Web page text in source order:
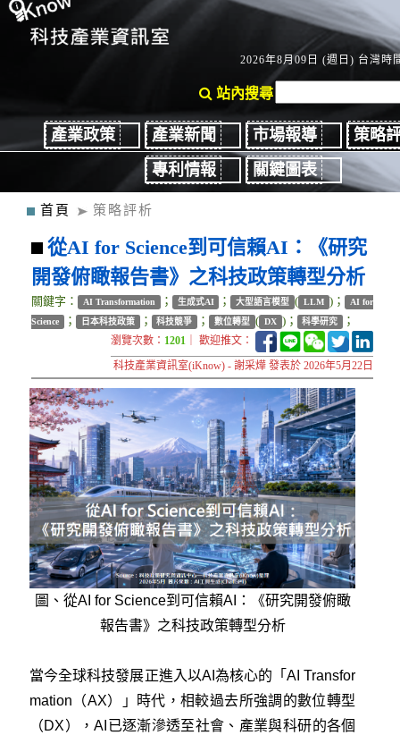
2026年8月09日 (週日) 台灣時
站內搜尋
產業政策 產業新聞 市場報導
策略
專利情報
關鍵圖表
首頁 策略評析
從AI for Science到可信賴AI：《研究
開發俯瞰報告書》之科技政策轉型分析
關鍵字： AI Transformation ； 生成式AI ； 大型語言模型 ( LLM )；
AI for
Science ； 日本科技政策 ； 科技競爭 ； 數位轉型 ( DX )； 科學研究 ；
瀏覽次數： 1201 ｜ 歡迎推文：
科技產業資訊室(iKnow) - 謝采燁 發表於 2026年5月22日
圖、從AI for Science到可信賴AI：《研究開發俯瞰
報告書》之科技政策轉型分析
當今全球科技發展正進入以AI為核心的「AI Transfor
mation（AX）」時代，相較過去所強調的數位轉型
（DX），AI已逐漸滲透至社會、產業與科研的各個